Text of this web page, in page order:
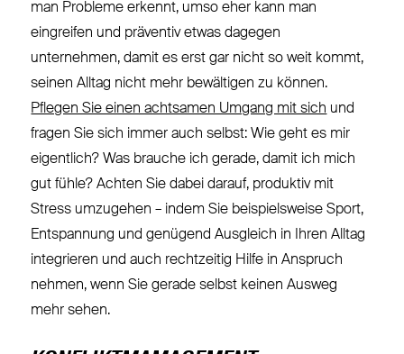
man Probleme erkennt, umso eher kann man
eingreifen und präventiv etwas dagegen
unternehmen, damit es erst gar nicht so weit kommt,
seinen Alltag nicht mehr bewältigen zu können.
Pflegen Sie einen achtsamen Umgang mit sich und
fragen Sie sich immer auch selbst: Wie geht es mir
eigentlich? Was brauche ich gerade, damit ich mich
gut fühle? Achten Sie dabei darauf, produktiv mit
Stress umzugehen – indem Sie beispielsweise Sport,
Entspannung und genügend Ausgleich in Ihren Alltag
integrieren und auch rechtzeitig Hilfe in Anspruch
nehmen, wenn Sie gerade selbst keinen Ausweg
mehr sehen.